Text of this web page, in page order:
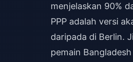
menjelaskan 90%
PPP adalah versi
daripada di Berlin.
pemain